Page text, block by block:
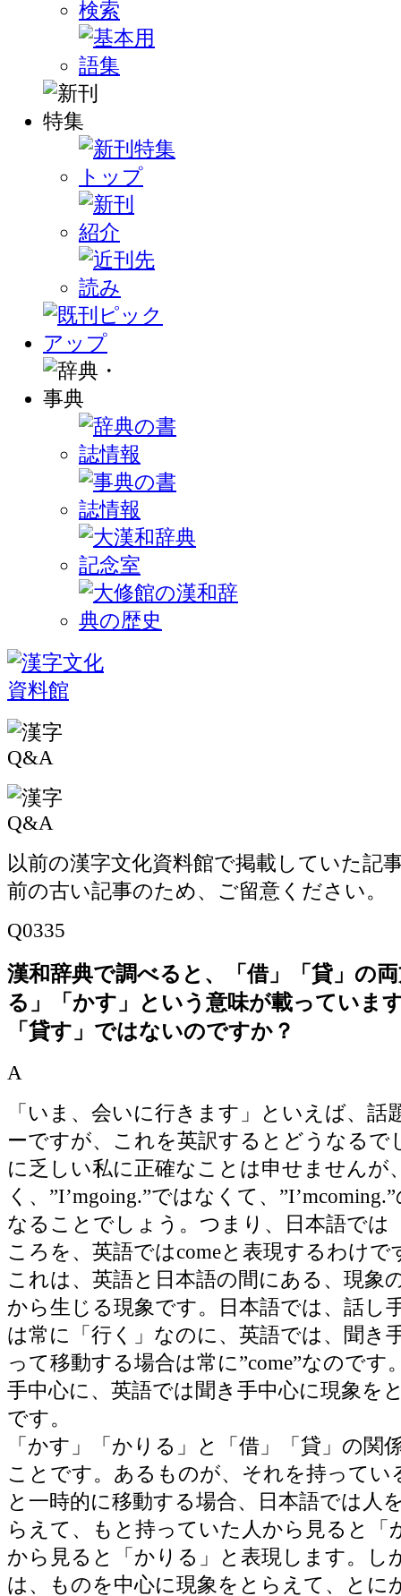
以前の漢字文化資料館で掲載していた記
前の古い記事のため、ご留意ください。
Q0335
漢和辞典で調べると、「借」「貸」の
る」「かす」という意味が載っていま
「貸す」ではないのですか？
A
「いま、会いに行きます」といえば、話
ーですが、これを英訳するとどうなるで
に乏しい私に正確なことは申せませんが
く、”I’mgoing.”ではなくて、
なることでしょう。つまり、日本語では
ころを、英語ではcomeと表現するわけで
これは、英語と日本語の間にある、現象
から生じる現象です。日本語では、話し
は常に「行く」なのに、英語では、聞き
って移動する場合は常に”come”なのです
手中心に、英語では聞き手中心に現象を
です。
「かす」「かりる」と「借」「貸」の関
ことです。あるものが、それを持ってい
と一時的に移動する場合、日本語では人
らえて、もと持っていた人から見ると「
から見ると「かりる」と表現します。し
は、ものを中心に現象をとらえて、とに